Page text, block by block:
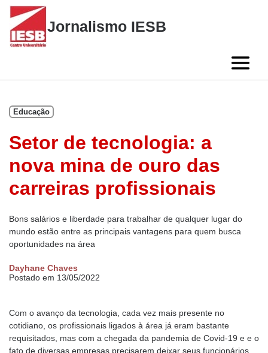
Skip
content
Jornalismo IESB
Educação
Setor de tecnologia: a
nova mina de ouro das
carreiras profissionais
Bons salários e liberdade para trabalhar de qualquer lugar do
mundo estão entre as principais vantagens para quem busca
oportunidades na área
Dayhane Chaves
Postado em 13/05/2022
Com o avanço da tecnologia, cada vez mais presente no
cotidiano, os profissionais ligados à área já eram bastante
requisitados, mas com a chegada da pandemia de Covid-19 e e o
fato de diversas empresas precisarem deixar seus funcionários